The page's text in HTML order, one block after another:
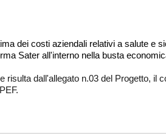
dei costi aziendali relativi a salute e
Sater all'interno nella busta
risulta dall'allegato n.03 del Progetto, il